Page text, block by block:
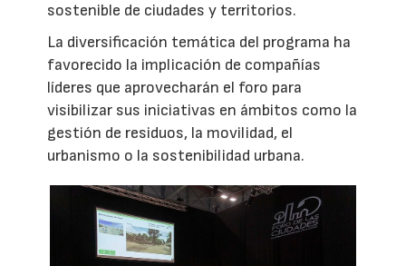
sostenible de ciudades y territorios.
La diversificación temática del programa ha
favorecido la implicación de compañías
líderes que aprovecharán el foro para
visibilizar sus iniciativas en ámbitos como la
gestión de residuos, la movilidad, el
urbanismo o la sostenibilidad urbana.